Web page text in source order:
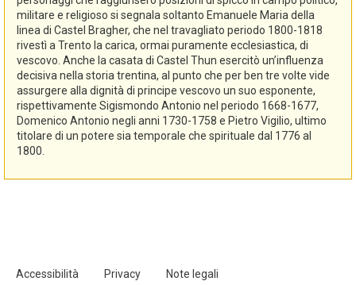
militare e religioso si segnala soltanto Emanuele Maria della
linea di Castel Bragher, che nel travagliato periodo 1800-1818
rivestì a Trento la carica, ormai puramente ecclesiastica, di
vescovo. Anche la casata di Castel Thun esercitò un’influenza
decisiva nella storia trentina, al punto che per ben tre volte vide
assurgere alla dignità di principe vescovo un suo esponente,
rispettivamente Sigismondo Antonio nel periodo 1668-1677,
Domenico Antonio negli anni 1730-1758 e Pietro Vigilio, ultimo
titolare di un potere sia temporale che spirituale dal 1776 al
1800.
Accessibilità Privacy Note legali